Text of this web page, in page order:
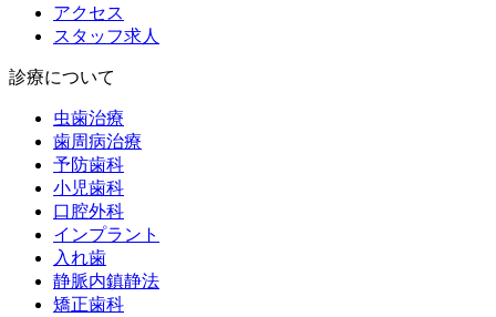
アクセス
スタッフ求人
診療について
虫歯治療
歯周病治療
予防歯科
小児歯科
口腔外科
インプラント
入れ歯
静脈内鎮静法
矯正歯科